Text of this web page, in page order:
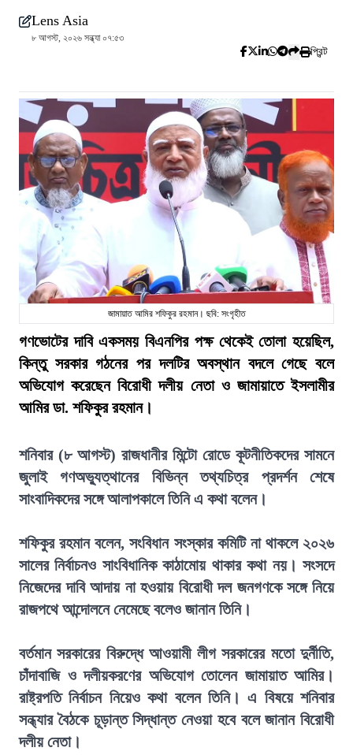
Lens Asia
৮ আগস্ট, ২০২৬ সন্ধ্যা ০৭:৫৩
প্রিন্ট
জামায়াত আমির শফিকুর রহমান। ছবি: সংগৃহীত
গণভোটের দাবি একসময় বিএনপির পক্ষ থেকেই তোলা হয়েছিল,
কিন্তু সরকার গঠনের পর দলটির অবস্থান বদলে গেছে বলে
অভিযোগ করেছেন বিরোধী দলীয় নেতা ও জামায়াতে ইসলামীর
আমির ডা. শফিকুর রহমান।
শনিবার (৮ আগস্ট) রাজধানীর মিন্টো রোডে কূটনীতিকদের সামনে
জুলাই গণঅভ্যুত্থানের বিভিন্ন তথ্যচিত্র প্রদর্শন শেষে
সাংবাদিকদের সঙ্গে আলাপকালে তিনি এ কথা বলেন।
শফিকুর রহমান বলেন, সংবিধান সংস্কার কমিটি না থাকলে ২০২৬
সালের নির্বাচনও সাংবিধানিক কাঠামোয় থাকার কথা নয়। সংসদে
নিজেদের দাবি আদায় না হওয়ায় বিরোধী দল জনগণকে সঙ্গে নিয়ে
রাজপথে আন্দোলনে নেমেছে বলেও জানান তিনি।
বর্তমান সরকারের বিরুদ্ধে আওয়ামী লীগ সরকারের মতো দুর্নীতি,
চাঁদাবাজি ও দলীয়করণের অভিযোগ তোলেন জামায়াত আমির।
রাষ্ট্রপতি নির্বাচন নিয়েও কথা বলেন তিনি। এ বিষয়ে শনিবার
সন্ধ্যার বৈঠকে চূড়ান্ত সিদ্ধান্ত নেওয়া হবে বলে জানান বিরোধী
দলীয় নেতা।